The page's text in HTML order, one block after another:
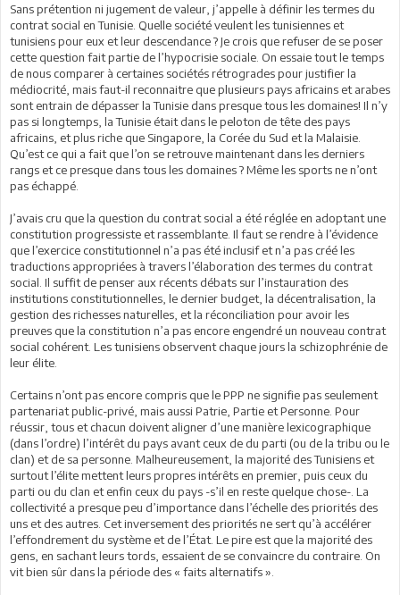
Sans prétention ni jugement de valeur, j’appelle à définir les termes du
contrat social en Tunisie. Quelle société veulent les tunisiennes et
tunisiens pour eux et leur descendance ? Je crois que refuser de se poser
cette question fait partie de l’hypocrisie sociale. On essaie tout le temps
de nous comparer à certaines sociétés rétrogrades pour justifier la
médiocrité, mais faut-il reconnaitre que plusieurs pays africains et arabes
sont entrain de dépasser la Tunisie dans presque tous les domaines! Il n’y
pas si longtemps, la Tunisie était dans le peloton de tête des pays
africains, et plus riche que Singapore, la Corée du Sud et la Malaisie.
Qu’est ce qui a fait que l’on se retrouve maintenant dans les derniers
rangs et ce presque dans tous les domaines ? Même les sports ne n’ont
pas échappé.
J’avais cru que la question du contrat social a été réglée en adoptant une
constitution progressiste et rassemblante. Il faut se rendre à l’évidence
que l’exercice constitutionnel n’a pas été inclusif et n’a pas créé les
traductions appropriées à travers l’élaboration des termes du contrat
social. Il suffit de penser aux récents débats sur l’instauration des
institutions constitutionnelles, le dernier budget, la décentralisation, la
gestion des richesses naturelles, et la réconciliation pour avoir les
preuves que la constitution n’a pas encore engendré un nouveau contrat
social cohérent. Les tunisiens observent chaque jours la schizophrénie de
leur élite.
Certains n’ont pas encore compris que le PPP ne signifie pas seulement
partenariat public-privé, mais aussi Patrie, Partie et Personne. Pour
réussir, tous et chacun doivent aligner d’une manière lexicographique
(dans l’ordre) l’intérêt du pays avant ceux de du parti (ou de la tribu ou le
clan) et de sa personne. Malheureusement, la majorité des Tunisiens et
surtout l’élite mettent leurs propres intérêts en premier, puis ceux du
parti ou du clan et enfin ceux du pays -s’il en reste quelque chose-. La
collectivité a presque peu d’importance dans l’échelle des priorités des
uns et des autres. Cet inversement des priorités ne sert qu’à accélérer
l’effondrement du système et de l’État. Le pire est que la majorité des
gens, en sachant leurs tords, essaient de se convaincre du contraire. On
vit bien sûr dans la période des « faits alternatifs ».